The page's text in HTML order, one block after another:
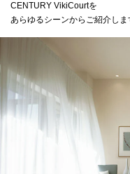
CENTURY VikiCourtを
あらゆるシーンからご紹介しま